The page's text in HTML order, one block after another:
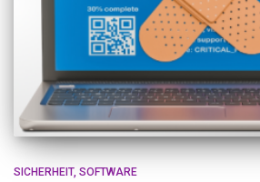
SICHERHEIT SOFTWARE